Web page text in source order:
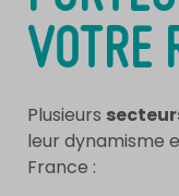
VOTRE
Plusieurs
leur dynamisme
France :​